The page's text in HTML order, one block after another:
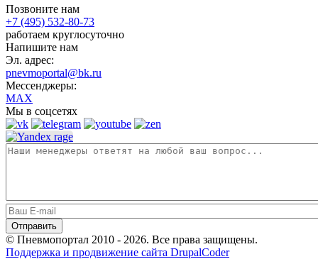
Позвоните нам
+7 (495) 532-80-73
работаем круглосуточно
Напишите нам
Эл. адрес:
pnevmoportal@bk.ru
Мессенджеры:
MAX
Мы в соцсетях
© Пневмопортал 2010 - 2026. Все права защищены.
Поддержка и продвижение сайта DrupalCoder